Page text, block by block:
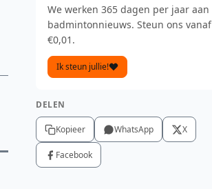
We werken 365 dagen per jaar aan
badmintonnieuws. Steun ons vanaf
€0,01.
Ik steun jullie!
DELEN
Kopieer WhatsApp X
Facebook